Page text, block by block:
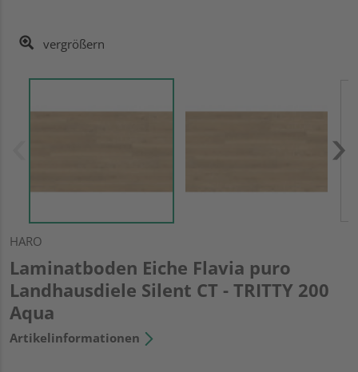
vergrößern
HARO
Laminatboden Eiche Flavia puro
Landhausdiele Silent CT - TRITTY 200
Aqua
Artikelinformationen